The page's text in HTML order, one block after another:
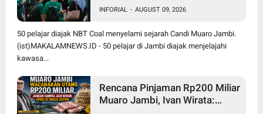
Jambi
INFORIAL - AUGUST 09, 2026
50 pelajar diajak NBT Coal menyelami sejarah Candi Muaro Jambi.
(ist)MAKALAMNEWS.ID - 50 pelajar di Jambi diajak menjelajahi
kawasa...
Rencana Pinjaman Rp200 Miliar
Muaro Jambi, Ivan Wirata: